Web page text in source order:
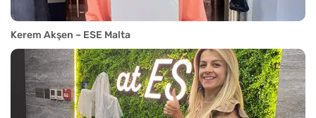
Kerem Akşen – ESE Malta